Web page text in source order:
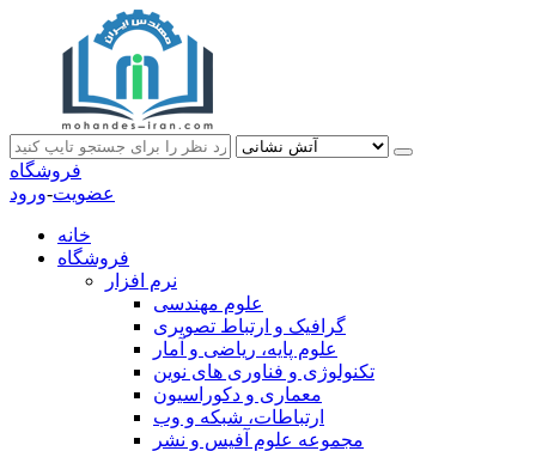
فروشگاه
عضویت-ورود
خانه
فروشگاه
نرم افزار
علوم مهندسی
گرافیک و ارتباط تصویری
علوم پایه، ریاضی و آمار
تکنولوژی و فناوری های نوین
معماری و دکوراسیون
ارتباطات، شبکه و وب
مجموعه علوم آفیس و نشر